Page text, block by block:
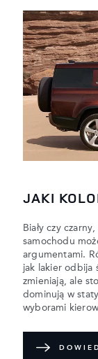
JAKI
Biały czy
samochodu
argumentami.
jak lakier odbija
zmieniają, ale
dominują w
wyborami